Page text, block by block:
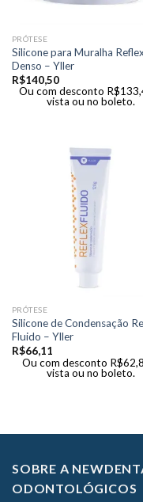
PRÓTESE
Silicone para Muralha
Denso – Yller
R$140,50
Ou com desconto R$
vista ou no boleto.
PRÓTESE
Silicone de Condensação
Fluido – Yller
R$66,11
Ou com desconto R$
vista ou no boleto.
SOBRE A
ODONTOLÓGICOS